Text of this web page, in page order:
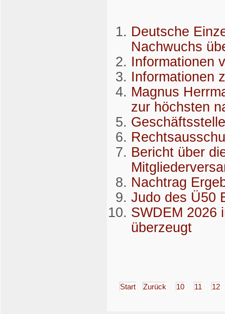
Deutsche
Nachwuchs
Informationen
Informationen
Magnus
zur höchsten
Bericht über
Nachtrag
Judo des Ü50
SWDEM 2026
überzeugt
Start Zurück 10 11 12